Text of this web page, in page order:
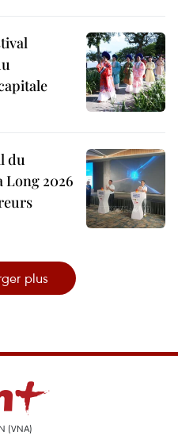
du
Long 2026
plus
(VNA)